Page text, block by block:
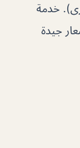
خدمة
جيدة